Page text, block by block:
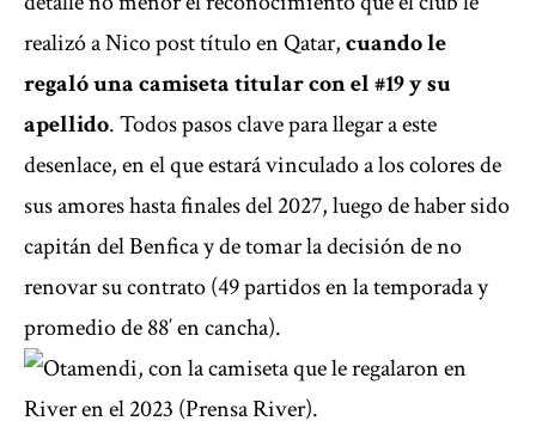
realizó a Nico post título en Qatar,cuando le
regaló una camiseta titular con el #19 y su
apellido. Todos pasos clave para llegar a este
desenlace, en el que estará vinculado a los colores de
sus amores hasta finales del 2027, luego de haber sido
capitán del Benfica y de tomar la decisión de no
renovar su contrato (49 partidos en la temporada y
promedio de 88′ en cancha).